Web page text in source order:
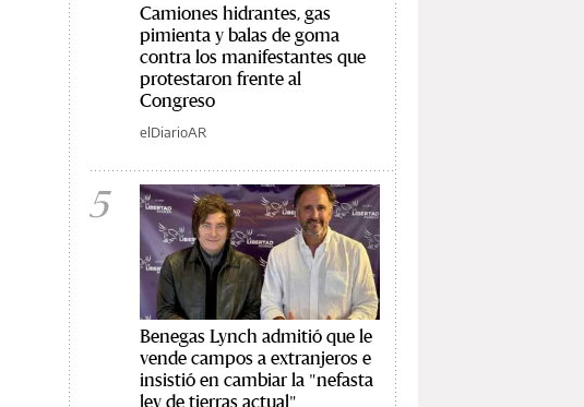
Camiones hidrantes, gas
pimienta y balas de goma
contra los manifestantes que
protestaron frente al
Congreso
elDiarioAR
5
Benegas Lynch admitió que le
vende campos a extranjeros e
insistió en cambiar la "nefasta
ley de tierras actual"